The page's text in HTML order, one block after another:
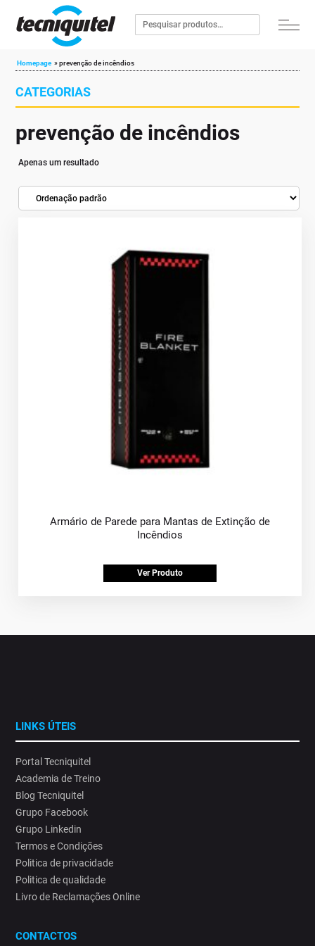
Homepage »prevenção de incêndios
CATEGORIAS
prevenção de incêndios
Apenas um resultado
Armário de Parede para Mantas de Extinção de
Incêndios
Ver Produto
LINKS ÚTEIS
Portal Tecniquitel
Academia de Treino
Blog Tecniquitel
Grupo Facebook
Grupo Linkedin
Termos e Condições
Politica de privacidade
Politica de qualidade
Livro de Reclamações Online
CONTACTOS